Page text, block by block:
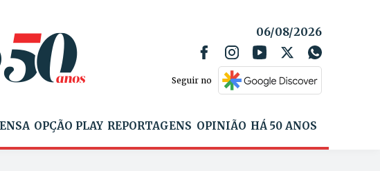
06/08/2026
Seguir no
OPÇÃO PLAY REPORTAGENS OPINIÃO HÁ 50 ANOS